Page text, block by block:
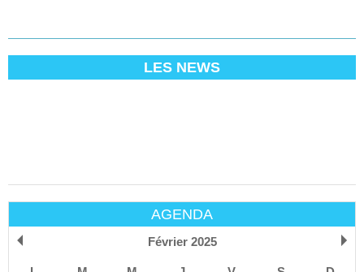
LES NEWS
AGENDA
Février 2025